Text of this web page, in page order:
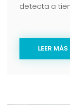
detecta a
LEER MÁS